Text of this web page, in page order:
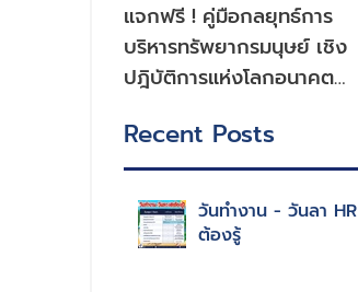
แจกฟรี ! คู่มือกลยุทธ์การ
บริหารทรัพยากรมนุษย์ เชิง
ปฎิบัติการแห่งโลกอนาคต
Recent Posts
วันทำงาน - วันลา HR
ต้องรู้